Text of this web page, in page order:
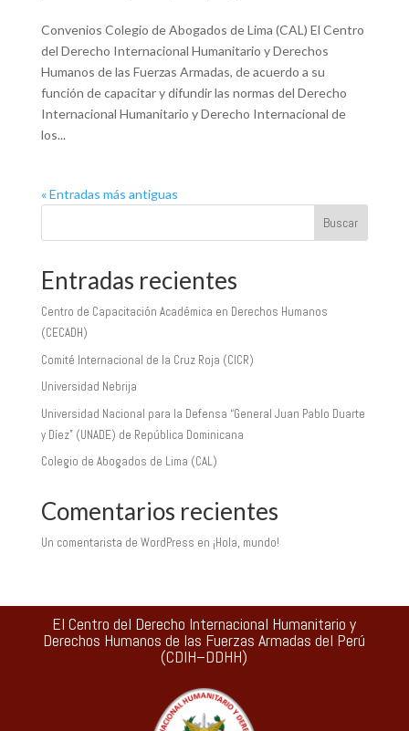
Convenios Colegio de Abogados de Lima (CAL) El Centro
del Derecho Internacional Humanitario y Derechos
Humanos de las Fuerzas Armadas, de acuerdo a su
función de capacitar y difundir las normas del Derecho
Internacional Humanitario y Derecho Internacional de
los...
« Entradas más antiguas
Buscar
Entradas recientes
Centro de Capacitación Académica en Derechos Humanos
(CECADH)
Comité Internacional de la Cruz Roja (CICR)
Universidad Nebrija
Universidad Nacional para la Defensa “General Juan Pablo Duarte
y Díez” (UNADE) de República Dominicana
Colegio de Abogados de Lima (CAL)
Comentarios recientes
Un comentarista de WordPress en ¡Hola, mundo!
El Centro del Derecho Internacional Humanitario y
Derechos Humanos de las Fuerzas Armadas del Perú
(CDIH–DDHH)